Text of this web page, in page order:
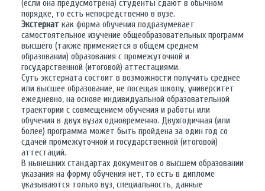
(если она предусмотрена) студенты сдают в обычном
порядке, то есть непосредственно в вузе.
Экстернат как форма обучения подразумевает
самостоятельное изучение общеобразовательных программ
высшего (также применяется в общем среднем
образовании) образования с промежуточной и
государственной (итоговой) аттестациями.
Суть экстерната состоит в возможности получить среднее
или высшее образование, не посещая школу, университет
ежедневно, на основе индивидуальной образовательной
траектории с совмещением обучения и работы или
обучения в двух вузах одновременно. Двухгодичная (или
более) программа может быть пройдена за один год со
сдачей промежуточной и государственной (итоговой)
аттестаций.
В нынешних стандартах документов о высшем образовании
указания на форму обучения нет, то есть в дипломе
указываются только вуз, специальность, данные